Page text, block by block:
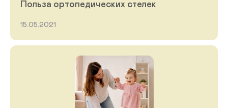
Польза ортопедических стелек
15.05.2021